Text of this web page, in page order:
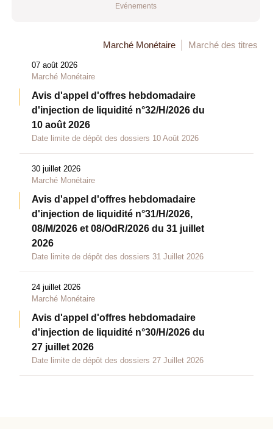
Evénements
Marché Monétaire Marché des titres
07 août 2026
Marché Monétaire
Avis d'appel d'offres hebdomadaire
d'injection de liquidité n°32/H/2026 du
10 août 2026
Date limite de dépôt des dossiers 10 Août 2026
30 juillet 2026
Marché Monétaire
Avis d'appel d'offres hebdomadaire
d'injection de liquidité n°31/H/2026,
08/M/2026 et 08/OdR/2026 du 31 juillet
2026
Date limite de dépôt des dossiers 31 Juillet 2026
24 juillet 2026
Marché Monétaire
Avis d'appel d'offres hebdomadaire
d'injection de liquidité n°30/H/2026 du
27 juillet 2026
Date limite de dépôt des dossiers 27 Juillet 2026